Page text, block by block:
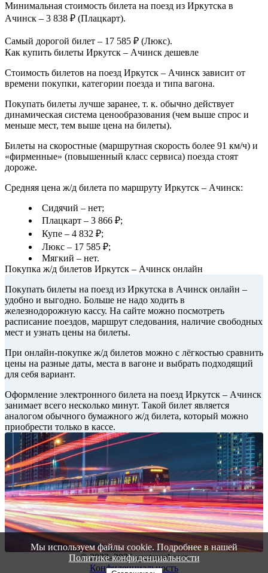
Минимальная стоимость билета на поезд из Иркутска в
Ачинск – 3 838 ₽ (Плацкарт).
Самый дорогой билет – 17 585 ₽ (Люкс).
Как купить билеты Иркутск – Ачинск дешевле
Стоимость билетов на поезд Иркутск – Ачинск зависит от
времени покупки, категории поезда и типа вагона.
Покупать билеты лучше заранее, т. к. обычно действует
динамическая система ценообразования (чем выше спрос и
меньше мест, тем выше цена на билеты).
Билеты на скоростные (маршрутная скорость более 91 км/ч) и
«фирменные» (повышенный класс сервиса) поезда стоят
дороже.
Средняя цена ж/д билета по маршруту Иркутск – Ачинск:
Сидячий – нет;
Плацкарт – 3 866 ₽;
Купе – 4 832 ₽;
Люкс – 17 585 ₽;
Мягкий – нет.
Покупка ж/д билетов Иркутск – Ачинск онлайн
Покупать билеты на поезд из Иркутска в Ачинск онлайн –
удобно и выгодно. Больше не надо ходить в
железнодорожную кассу. На сайте можно посмотреть
расписание поездов, маршрут следования, наличие свободных
мест и узнать цены на билеты.
При онлайн-покупке ж/д билетов можно с лёгкостью сравнить
цены на разные даты, места в вагоне и выбрать подходящий
для себя вариант.
Оформление электронного билета на поезд Иркутск – Ачинск
занимает всего несколько минут. Такой билет является
аналогом обычного бумажного ж/д билета, который можно
приобрести только в кассе.
© 2022–2026 vautravel.com
Конфиденциальность
Мы используем файлы cookie. Подробнее в нашей
Политике конфиденциальности